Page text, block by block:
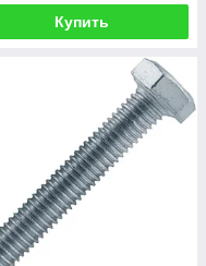
Купить